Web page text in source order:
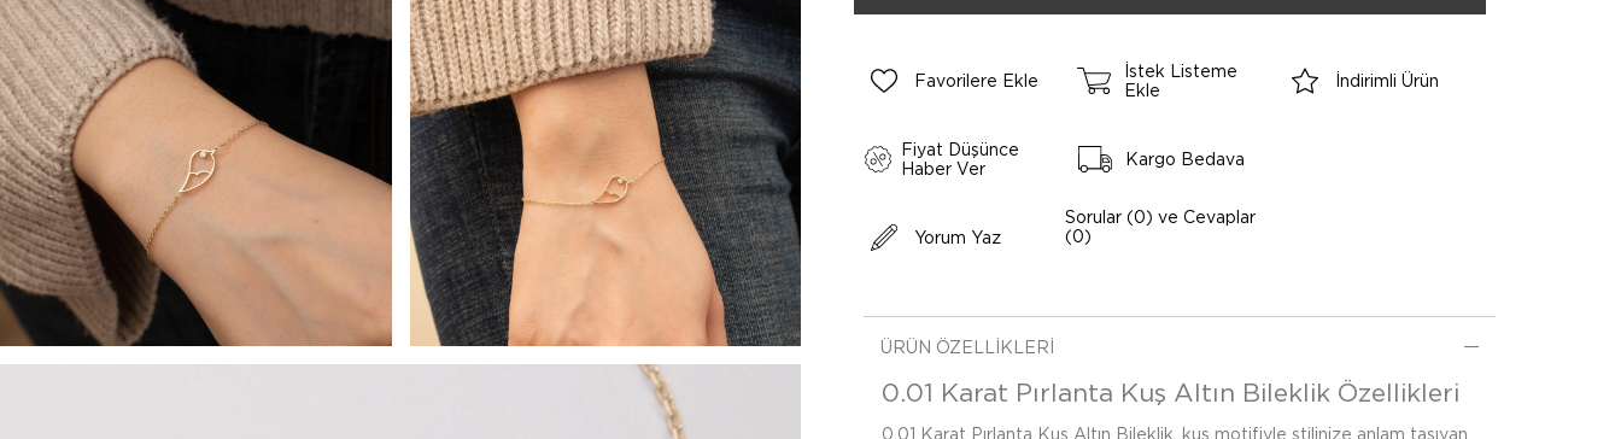
Favorilere Ekle
İstek Listeme
Ekle
İndirimli Ürün
Fiyat Düşünce
Haber Ver
Kargo Bedava
Yorum Yaz
Sorular (0) ve Cevaplar
(0)
ÜRÜN ÖZELLIKLERI
0.01 Karat Pırlanta Kuş Altın Bileklik Özellikleri
0.01 Karat Pırlanta Kuş Altın Bileklik, kuş motifiyle stilinize anlam taşıyan